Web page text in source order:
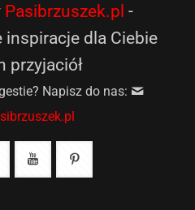
Pasibrzuszek.pl -
inspiracje dla Ciebie
przyjaciół
Napisz do nas: